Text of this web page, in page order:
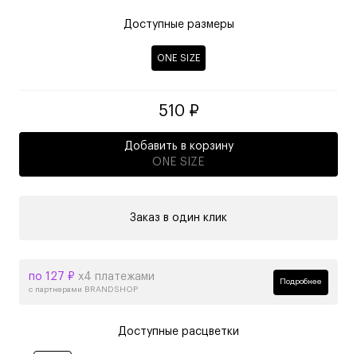
Доступные размеры
ONE SIZE
510 ₽
Добавить в корзину
ONE SIZE
Заказ в один клик
по 127 ₽ х4 платежами
с партнерами BRANDSHOP
Подробнее
Доступные расцветки